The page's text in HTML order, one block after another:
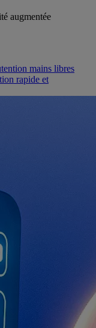
augmentée
mains libres
rapide et